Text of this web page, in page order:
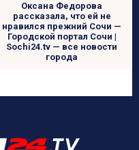
Оксана Федорова
рассказала, что ей не
нравился прежний Сочи —
Городской портал Сочи |
Sochi24.tv — все новости
города